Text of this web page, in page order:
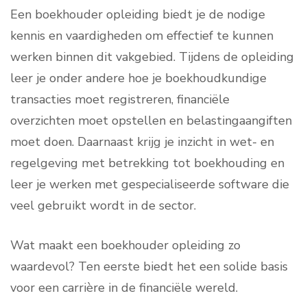
Een boekhouder opleiding biedt je de nodige
kennis en vaardigheden om effectief te kunnen
werken binnen dit vakgebied. Tijdens de opleiding
leer je onder andere hoe je boekhoudkundige
transacties moet registreren, financiële
overzichten moet opstellen en belastingaangiften
moet doen. Daarnaast krijg je inzicht in wet- en
regelgeving met betrekking tot boekhouding en
leer je werken met gespecialiseerde software die
veel gebruikt wordt in de sector.
Wat maakt een boekhouder opleiding zo
waardevol? Ten eerste biedt het een solide basis
voor een carrière in de financiële wereld.